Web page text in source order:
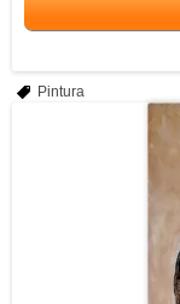
Pintura